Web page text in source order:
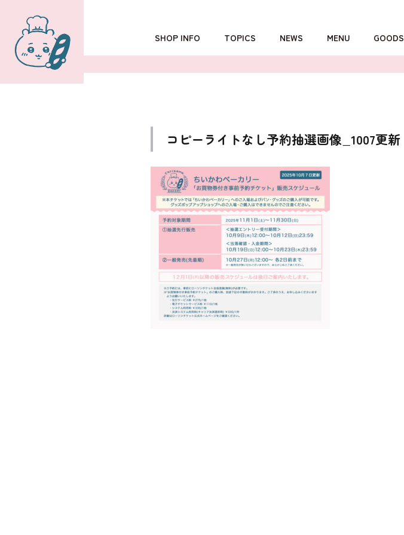
SHOP INFO
OSAKA
TOPICS NEWS MENU GOODS
コピーライトなし予約抽選画像_1007更新